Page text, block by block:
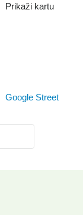
Prikaži kartu
Google Street